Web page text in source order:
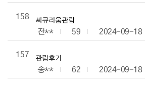
158
씨큐리움관람
전** 59
2024-09-18
157
관람후기
송** 62
2024-09-18